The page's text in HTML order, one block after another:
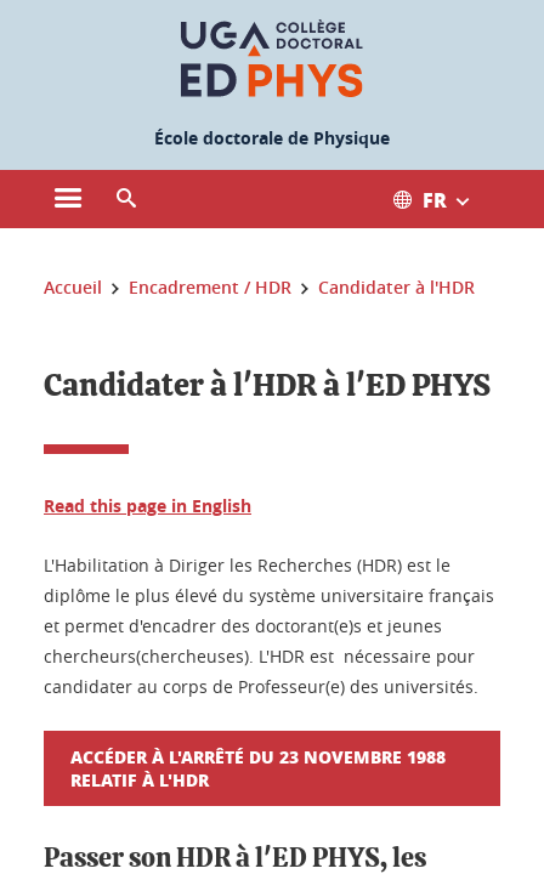
École doctorale de Physique
Ouvrir le menu principal FR
Vous êtes ici :
Accueil Encadrement / HDR Candidater à l'HDR
Candidater à l'HDR à l'ED PHYS
Read this page in English
L'Habilitation à Diriger les Recherches (HDR) est le
diplôme le plus élevé du système universitaire français
et permet d'encadrer des doctorant(e)s et jeunes
chercheurs(chercheuses). L'HDR est nécessaire pour
candidater au corps de Professeur(e) des universités.
ACCÉDER À L'ARRÊTÉ DU 23 NOVEMBRE 1988
RELATIF À L'HDR
Passer son HDR à l'ED PHYS, les